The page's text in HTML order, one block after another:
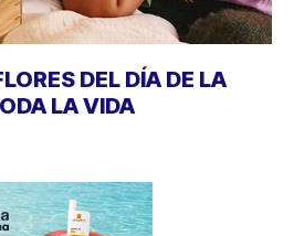
DEL DÍA DE LA
LA VIDA